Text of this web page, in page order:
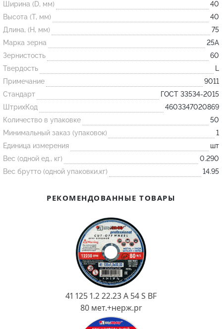
Огнеупорные
изделия
Скачать каталог
Тигель
Муфель
Черпак
Шербер
Трубка
Стержень
Пробка
Лодочка
Ковш разливочный
Огнеупорная SiC смесь
Ширина (D, мм)
40
Высота (T, мм)
40
Длина, (H, мм)
75
Марка зерна
25А
Зернистость
60
Твердость
L
Примечание
9011
Стандарт
ГОСТ 33534-2015
ШтрихКод
4603347020869
Количество в упаковке
50
Минимальный заказ (упаковок)
1
Единица измерения
шт
Вес (одной ед., кг)
0.290
Вес брутто (одной упаковки,кг)
14.95
РЕКОМЕНДОВАННЫЕ ТОВАРЫ
41 125 1.2 22.23 A 54 S BF
80 мет.+нерж.pr